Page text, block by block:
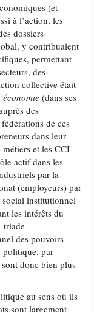
(et
à l’action, les
dossiers
y contribuaient
permettant
des
collective était
(dans ses
des
de ces
dans leur
et les CCI
actif dans les
par la
(employeurs) par
institutionnel
les intérêts du
triade
des pouvoirs
politique, par
donc bien plus
au sens où ils
sont largement